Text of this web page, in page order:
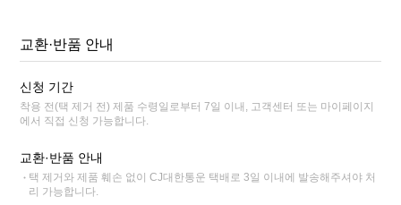
교환·반품 안내
신청 기간
착용 전(택 제거 전) 제품 수령일로부터 7일 이내, 고객센터 또는 마이페이지
에서 직접 신청 가능합니다.
교환·반품 안내
택 제거와 제품 훼손 없이 CJ대한통운 택배로 3일 이내에 발송해주셔야 처
리 가능합니다.